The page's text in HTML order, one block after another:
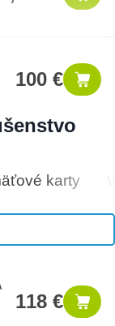
100 €
karty
118 €